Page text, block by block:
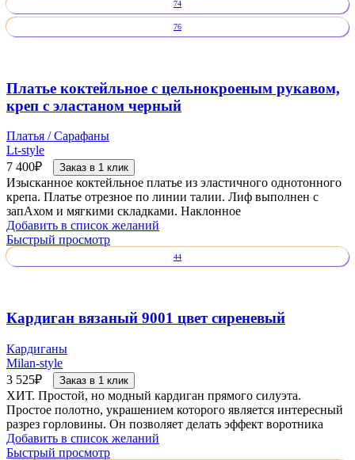
74
76
Платье коктейльное с цельнокроеным рукавом,
креп с эластаном черный
Платья / Сарафаны
Lt-style
7 400₽ Заказ в 1 клик
Изысканное коктейльное платье из эластичного однотонного
крепа. Платье отрезное по линии талии. Лиф выполнен с
запАхом и мягкими складками. Наклонное
Добавить в список желаний
Быстрый просмотр
44
Кардиган вязаный 9001 цвет сиреневый
Кардиганы
Milan-style
3 525₽ Заказ в 1 клик
ХИТ. Простой, но модный кардиган прямого силуэта.
Простое полотно, украшением которого является интересный
разрез горловины. Он позволяет делать эффект воротника
Добавить в список желаний
Быстрый просмотр